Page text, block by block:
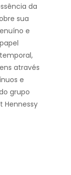
da
sua
e
através
e
grupo
Hennessy